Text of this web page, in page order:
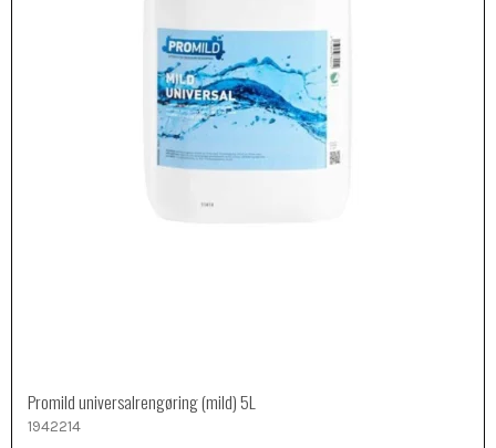
Promild universalrengøring (mild) 5L
1942214